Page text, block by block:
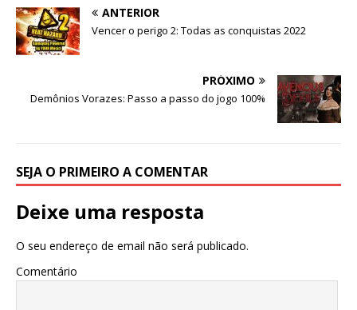
ANTERIOR
Vencer o perigo 2: Todas as conquistas 2022
PRÓXIMO
Demônios Vorazes: Passo a passo do jogo 100%
SEJA O PRIMEIRO A COMENTAR
Deixe uma resposta
O seu endereço de email não será publicado.
Comentário